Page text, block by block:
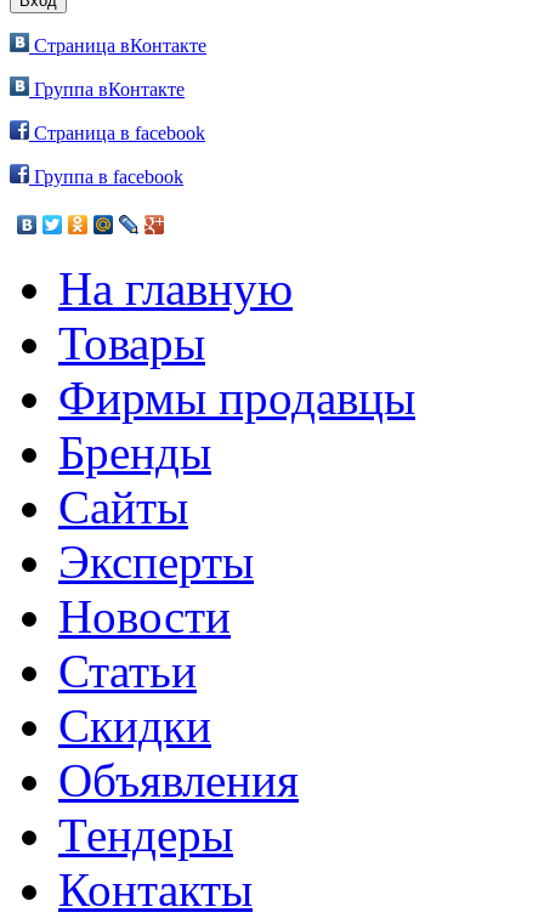
Страница вКонтакте
Группа вКонтакте
Страница в facebook
Группа в facebook
На главную
Товары
Фирмы продавцы
Бренды
Сайты
Эксперты
Новости
Статьи
Скидки
Объявления
Тендеры
Контакты